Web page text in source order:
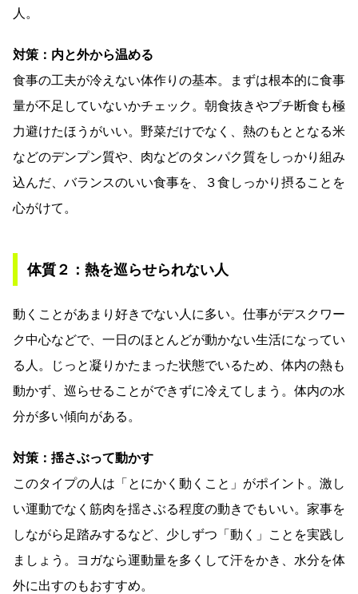
人。
対策：内と外から温める
食事の工夫が冷えない体作りの基本。まずは根本的に食事
量が不足していないかチェック。朝食抜きやプチ断食も極
力避けたほうがいい。野菜だけでなく、熱のもととなる米
などのデンプン質や、肉などのタンパク質をしっかり組み
込んだ、バランスのいい食事を、３食しっかり摂ることを
心がけて。
体質２：熱を巡らせられない人
動くことがあまり好きでない人に多い。仕事がデスクワー
ク中心などで、一日のほとんどが動かない生活になってい
る人。じっと凝りかたまった状態でいるため、体内の熱も
動かず、巡らせることができずに冷えてしまう。体内の水
分が多い傾向がある。
対策：揺さぶって動かす
このタイプの人は「とにかく動くこと」がポイント。激し
い運動でなく筋肉を揺さぶる程度の動きでもいい。家事を
しながら足踏みするなど、少しずつ「動く」ことを実践し
ましょう。ヨガなら運動量を多くして汗をかき、水分を体
外に出すのもおすすめ。